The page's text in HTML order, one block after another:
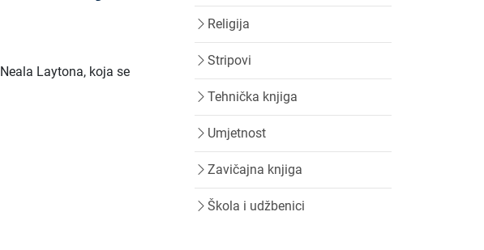
Laytona, koja se
Religija
Stripovi
Tehnička knjiga
Umjetnost
Zavičajna knjiga
Škola i udžbenici